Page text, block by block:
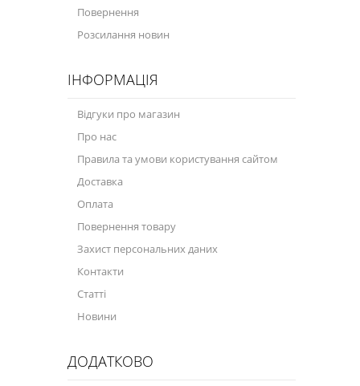
Повернення
Розсилання новин
ІНФОРМАЦІЯ
Відгуки про магазин
Про нас
Правила та умови користування сайтом
Доставка
Оплата
Повернення товару
Захист персональних даних
Контакти
Статті
Новини
ДОДАТКОВО